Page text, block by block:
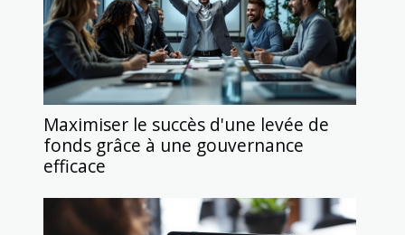
Maximiser le succès d'une levée de
fonds grâce à une gouvernance
efficace